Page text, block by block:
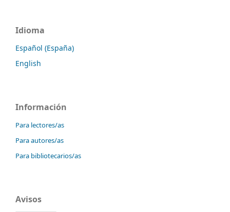
Idioma
Español (España)
English
Información
Para lectores/as
Para autores/as
Para bibliotecarios/as
Avisos